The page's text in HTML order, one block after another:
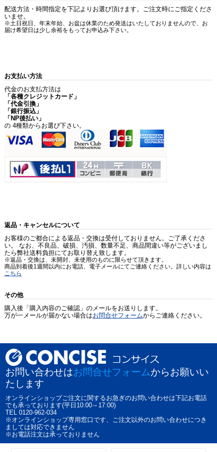
配送方法・時間指定を下記よりお選び頂けます。ご注文時にご指定くださ
いませ。
※土日祝日、年末年始、お盆は休業のため発送はいたしておりませんので、お
届け希望日は少し余裕をもってお申込み下さい。
お支払い方法
代金のお支払方法は
「各種クレジットカード」
「代金引換」
「銀行振込」
「NP後払い」
の 4種類からお選び下さい。
返品・キャンセルについて
お客様のご都合による返品・交換は受付しておりません。ご了承くださ
い。 なお、不良品、破損、汚損、数量不足、商品間違い等がございまし
たら弊社送料負担にてお取り替え致します。
※返品・交換は、未開封、未使用のものに限らせて頂きます。
商品到着後1週間以内にお電話、電子メールにてご連絡ください。詳しい内容は
こちら
その他
購入後「購入内容のご確認」のメールをお送りします。
万が一メールが届かない場合はお問合せフォームからご連絡ください。
お問い合わせはお問合せフォームからお願いい
たします
オンラインショップご注文に関するお急ぎのお問い合わせは下記お電話
でも承っております(平日10:00～17:00)
TEL 0120-962-034
※オンラインショップ専用窓口です、ご注文以外のお問い合わせにつき
ましては対応できません
※お電話注文は承っておりません